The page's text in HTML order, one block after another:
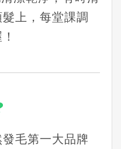
上，每堂課調
毛第一大品牌